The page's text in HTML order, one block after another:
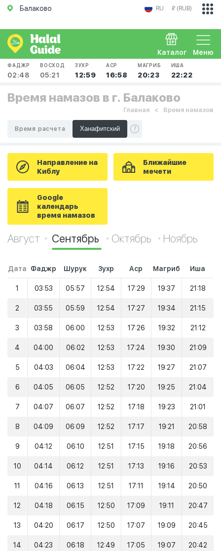
Балаково RU ₽ (RUB)
Меню
Каталог
ФАДЖР
02:48
ВОСХОД
05:21
ЗУХР
12:59
АСР
16:58
МАГРИБ
20:23
ИША
22:22
Время намазов в г. Балаково
Главная Время намазов
Время расчета
Направление на
Киблу
Ближайшие
мечети
Google
календарь
время намазов
Август Сентябрь Октябрь Ноябрь
Дата Фаджр Шурук Зухр Аср Магриб Иша
1 03:53 05:57 12:54 17:29 19:37 21:18
2 03:55 05:59 12:54 17:27 19:34 21:15
3 03:58 06:00 12:53 17:26 19:32 21:12
4 04:00 06:02 12:53 17:24 19:30 21:09
5 04:03 06:04 12:53 17:22 19:27 21:07
6 04:05 06:05 12:52 17:20 19:25 21:04
7 04:07 06:07 12:52 17:18 19:23 21:01
8 04:09 06:09 12:52 17:17 19:21 20:58
9 04:12 06:10 12:51 17:15 19:18 20:56
10 04:14 06:12 12:51 17:13 19:16 20:53
11 04:16 06:13 12:51 17:11 19:14 20:50
12 04:18 06:15 12:50 17:09 19:11 20:47
13 04:20 06:17 12:50 17:07 19:09 20:45
14 04:23 06:18 12:49 17:05 19:07 20:42